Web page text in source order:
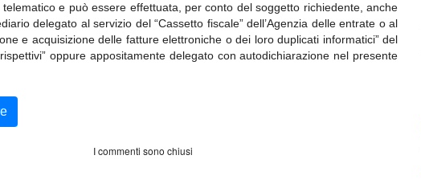
telematico e può essere effettuata, per conto del soggetto richiedente, anche
delegato al servizio del “Cassetto fiscale” dell’Agenzia delle entrate o al
e acquisizione delle fatture elettroniche o dei loro duplicati informatici” del
oppure appositamente delegato con autodichiarazione nel presente
I commenti sono chiusi